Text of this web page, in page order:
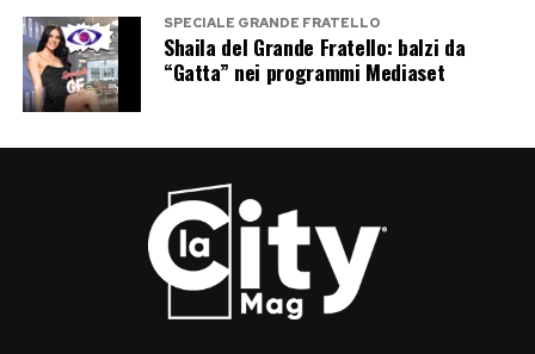
Post Views: 224
SPECIALE GRANDE FRATELLO
Shaila del Grande Fratello: balzi da
“Gatta” nei programmi Mediaset